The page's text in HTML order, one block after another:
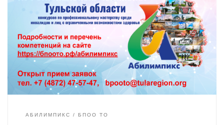
АБИЛИМПИКС БПОО ТО